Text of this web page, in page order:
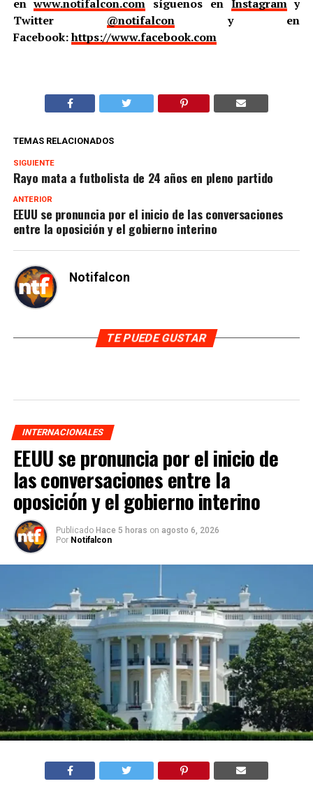
enwww.notifalcon.com síguenos en Instagramy
Twitter @notifalcony en
Facebook:https://www.facebook.com
TEMAS RELACIONADOS
SIGUIENTE
Rayo mata a futbolista de 24 años en pleno partido
ANTERIOR
EEUU se pronuncia por el inicio de las conversaciones
entre la oposición y el gobierno interino
Notifalcon
TE PUEDE GUSTAR
INTERNACIONALES
EEUU se pronuncia por el inicio de
las conversaciones entre la
oposición y el gobierno interino
Publicado Hace 5 horas on agosto 6, 2026
Por Notifalcon